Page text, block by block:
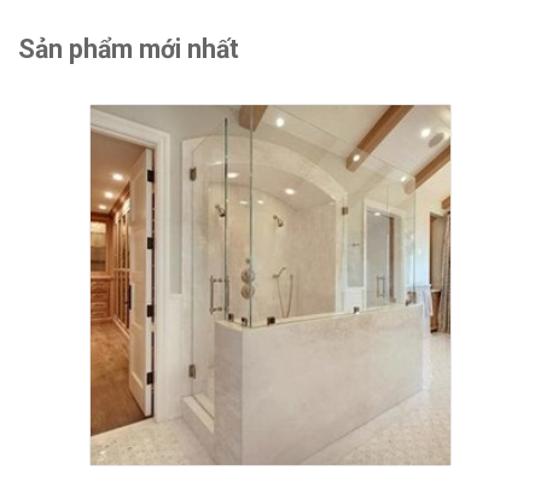
Sản phẩm mới nhất